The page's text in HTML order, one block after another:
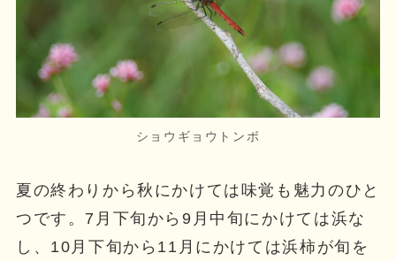
ショウギョウトンボ
夏の終わりから秋にかけては味覚も魅力のひと
つです。7月下旬から9月中旬にかけては浜な
し、10月下旬から11月にかけては浜柿が旬を